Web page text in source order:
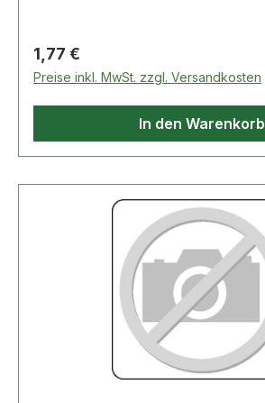
Regulärer Preis:
1,77 €
Preise inkl. MwSt. zzgl. Versandkosten
In den Warenkorb